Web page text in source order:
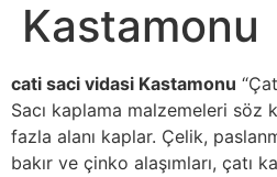
Kastamonu
cati saci vidasi Kastamonu
Sacı kaplama malzemeleri söz
fazla alanı kaplar. Çelik,
bakır ve çinko alaşımları, çatı